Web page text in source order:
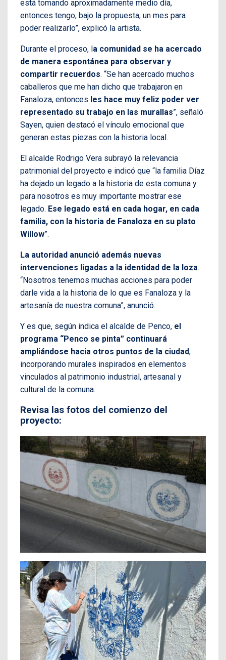
está tomando aproximadamente medio día,
entonces tengo, bajo la propuesta, un mes para
poder realizarlo”, explicó la artista.
Durante el proceso, la comunidad se ha acercado
de manera espontánea para observar y
compartir recuerdos. “Se han acercado muchos
caballeros que me han dicho que trabajaron en
Fanaloza, entonces les hace muy feliz poder ver
representado su trabajo en las murallas”, señaló
Sayen, quien destacó el vínculo emocional que
generan estas piezas con la historia local.
El alcalde Rodrigo Vera subrayó la relevancia
patrimonial del proyecto e indicó que “la familia Díaz
ha dejado un legado a la historia de esta comuna y
para nosotros es muy importante mostrar ese
legado. Ese legado está en cada hogar, en cada
familia, con la historia de Fanaloza en su plato
Willow”.
La autoridad anunció además nuevas
intervenciones ligadas a la identidad de la loza.
“Nosotros tenemos muchas acciones para poder
darle vida a la historia de lo que es Fanaloza y la
artesanía de nuestra comuna”, anunció.
Y es que, según indica el alcalde de Penco, el
programa “Penco se pinta” continuará
ampliándose hacia otros puntos de la ciudad,
incorporando murales inspirados en elementos
vinculados al patrimonio industrial, artesanal y
cultural de la comuna.
Revisa las fotos del comienzo del
proyecto: